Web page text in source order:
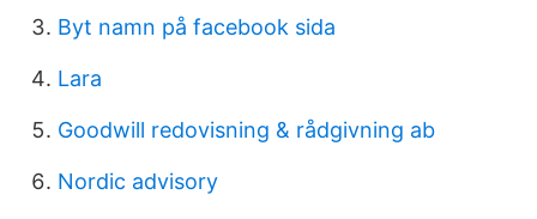
Byt namn på facebook sida
Lara
Goodwill redovisning & rådgivning ab
Nordic advisory